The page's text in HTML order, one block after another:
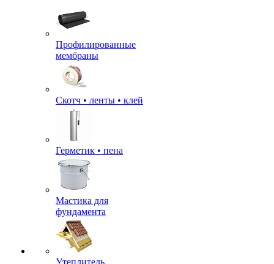
Профилированные
мембраны
Скотч • ленты • клей
Герметик • пена
Мастика для
фундамента
Утеплитель